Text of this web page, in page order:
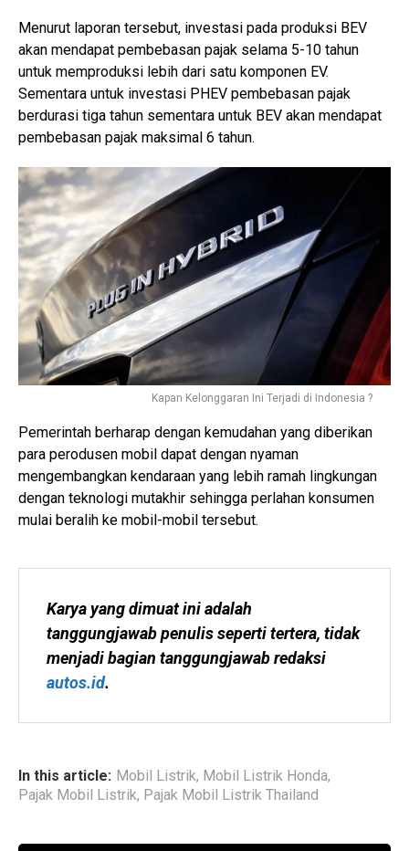
Menurut laporan tersebut, investasi pada produksi BEV
akan mendapat pembebasan pajak selama 5-10 tahun
untuk memproduksi lebih dari satu komponen EV.
Sementara untuk investasi PHEV pembebasan pajak
berdurasi tiga tahun sementara untuk BEV akan mendapat
pembebasan pajak maksimal 6 tahun.
Kapan Kelonggaran Ini Terjadi di Indonesia ?
Pemerintah berharap dengan kemudahan yang diberikan
para perodusen mobil dapat dengan nyaman
mengembangkan kendaraan yang lebih ramah lingkungan
dengan teknologi mutakhir sehingga perlahan konsumen
mulai beralih ke mobil-mobil tersebut.
Karya yang dimuat ini adalah
tanggungjawab penulis seperti tertera, tidak
autos.id.
In this article: Mobil Listrik, Mobil Listrik Honda,
Pajak Mobil Listrik, Pajak Mobil Listrik Thailand